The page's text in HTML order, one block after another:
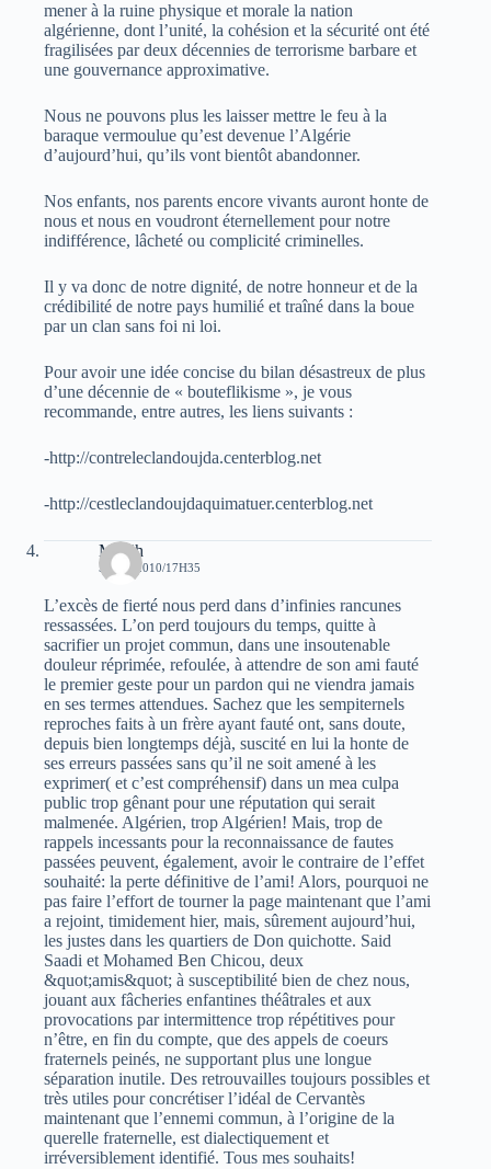
mener à la ruine physique et morale la nation
algérienne, dont l’unité, la cohésion et la sécurité ont été
fragilisées par deux décennies de terrorisme barbare et
une gouvernance approximative.
Nous ne pouvons plus les laisser mettre le feu à la
baraque vermoulue qu’est devenue l’Algérie
d’aujourd’hui, qu’ils vont bientôt abandonner.
Nos enfants, nos parents encore vivants auront honte de
nous et nous en voudront éternellement pour notre
indifférence, lâcheté ou complicité criminelles.
Il y va donc de notre dignité, de notre honneur et de la
crédibilité de notre pays humilié et traîné dans la boue
par un clan sans foi ni loi.
Pour avoir une idée concise du bilan désastreux de plus
d’une décennie de « bouteflikisme », je vous
recommande, entre autres, les liens suivants :
-http://contreleclandoujda.centerblog.net
-http://cestleclandoujdaquimatuer.centerblog.net
Madih
5 MAI 2010/17H35
L’excès de fierté nous perd dans d’infinies rancunes
ressassées. L’on perd toujours du temps, quitte à
sacrifier un projet commun, dans une insoutenable
douleur réprimée, refoulée, à attendre de son ami fauté
le premier geste pour un pardon qui ne viendra jamais
en ses termes attendues. Sachez que les sempiternels
reproches faits à un frère ayant fauté ont, sans doute,
depuis bien longtemps déjà, suscité en lui la honte de
ses erreurs passées sans qu’il ne soit amené à les
exprimer( et c’est compréhensif) dans un mea culpa
public trop gênant pour une réputation qui serait
malmenée. Algérien, trop Algérien! Mais, trop de
rappels incessants pour la reconnaissance de fautes
passées peuvent, également, avoir le contraire de l’effet
souhaité: la perte définitive de l’ami! Alors, pourquoi ne
pas faire l’effort de tourner la page maintenant que l’ami
a rejoint, timidement hier, mais, sûrement aujourd’hui,
les justes dans les quartiers de Don quichotte. Said
Saadi et Mohamed Ben Chicou, deux
&quot;amis&quot; à susceptibilité bien de chez nous,
jouant aux fâcheries enfantines théâtrales et aux
provocations par intermittence trop répétitives pour
n’être, en fin du compte, que des appels de coeurs
fraternels peinés, ne supportant plus une longue
séparation inutile. Des retrouvailles toujours possibles et
très utiles pour concrétiser l’idéal de Cervantès
maintenant que l’ennemi commun, à l’origine de la
querelle fraternelle, est dialectiquement et
irréversiblement identifié. Tous mes souhaits!